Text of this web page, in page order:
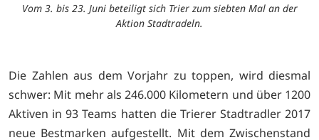
Vom 3. bis 23. Juni beteiligt sich Trier zum siebten Mal an der
Aktion Stadtradeln.
Die Zahlen aus dem Vorjahr zu toppen, wird diesmal
schwer: Mit mehr als 246.000 Kilometern und über 1200
Aktiven in 93 Teams hatten die Trierer Stadtradler 2017
neue Bestmarken aufgestellt. Mit dem Zwischenstand